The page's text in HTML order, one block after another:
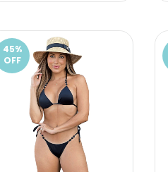
45%
OFF